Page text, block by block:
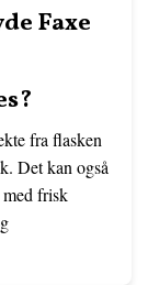
Faxe
fra flasken
Det kan også
med frisk